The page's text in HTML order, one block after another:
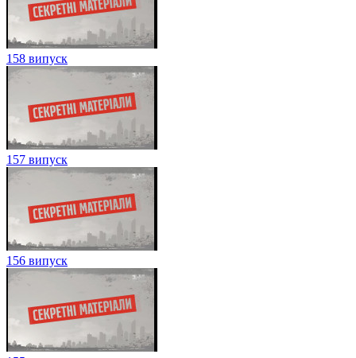
158 випуск
157 випуск
156 випуск